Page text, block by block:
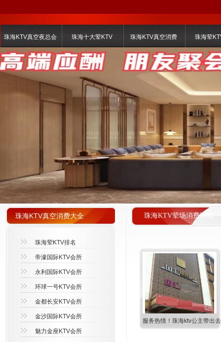
珠海KTV真空夜总会 珠海十大荤KTV 珠海KTV真空消费 珠海荤
珠海KTV荤场消费明细
服务热情！珠海ktv公主带出
珠海KTV真空消费大全
珠海荤KTV排名
帝濠国际KTV会所
永利国际KTV会所
环球一号KTV会所
金都长安KTV会所
金沙国际KTV会所
魅力金座KTV会所